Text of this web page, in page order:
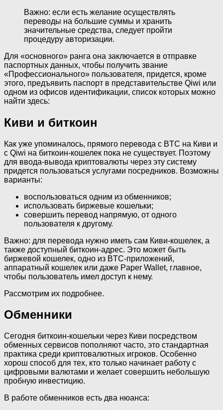
Важно: если есть желание осуществлять
переводы на большие суммы и хранить
значительные средства, следует пройти
процедуру авторизации.
Для «основного» ранга она заключается в отправке
паспортных данных, чтобы получить звание
«Профессионального» пользователя, придется, кроме
этого, предъявить паспорт в представительстве Qiwi или
одном из офисов идентификации, список которых можно
найти здесь:
Киви и биткоин
Как уже упоминалось, прямого перевода с BTC на Киви и
с Qiwi на биткоин-кошелек пока не существует. Поэтому
для ввода-вывода криптовалюты через эту систему
придется пользоваться услугами посредников. Возможны
варианты:
воспользоваться одним из обменников;
использовать биржевые кошельки;
совершить перевод напрямую, от одного
пользователя к другому.
Важно: для перевода нужно иметь сам Киви-кошелек, а
также доступный биткоин-адрес. Это может быть
биржевой кошелек, одно из BTC-приложений,
аппаратный кошелек или даже Paper Wallet, главное,
чтобы пользователь имел доступ к нему.
Рассмотрим их подробнее.
Обменники
Сегодня биткоин-кошельки через Киви посредством
обменных сервисов пополняют часто, это стандартная
практика среди криптовалютных игроков. Особенно
хорош способ для тех, кто только начинает работу с
цифровыми валютами и желает совершить небольшую
пробную инвестицию.
В работе обменников есть два нюанса: